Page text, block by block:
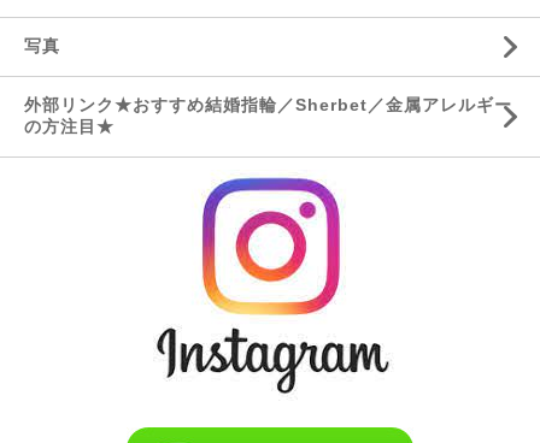
写真
外部リンク★おすすめ結婚指輪／Sherbet／金属アレルギー
の方注目★